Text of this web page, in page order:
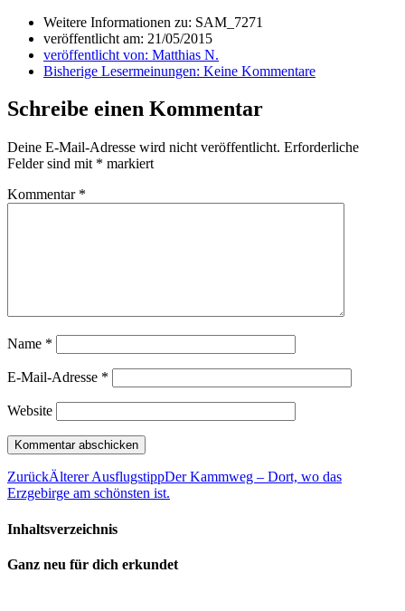
Weitere Informationen zu: SAM_7271
veröffentlicht am: 21/05/2015
veröffentlicht von: Matthias N.
Bisherige Lesermeinungen: Keine Kommentare
Schreibe einen Kommentar
Deine E-Mail-Adresse wird nicht veröffentlicht. Erforderliche
Felder sind mit * markiert
Kommentar *
Name *
E-Mail-Adresse *
Website
ZurückÄlterer AusflugstippDer Kammweg – Dort, wo das
Erzgebirge am schönsten ist.
Inhaltsverzeichnis
Ganz neu für dich erkundet